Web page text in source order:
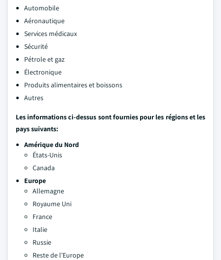
Automobile
Aéronautique
Services médicaux
Sécurité
Pétrole et gaz
Électronique
Produits alimentaires et boissons
Autres
Les informations ci-dessus sont fournies pour les régions et les
pays suivants:
Amérique du Nord
États-Unis
Canada
Europe
Allemagne
Royaume Uni
France
Italie
Russie
Reste de l'Europe